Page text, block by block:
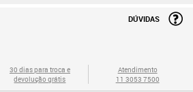
DÚVIDAS
30 dias para troca e
devolução grátis
Atendimento
11 3053 7500